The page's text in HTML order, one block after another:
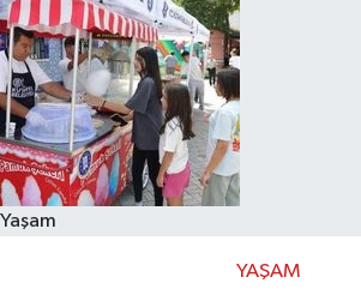
Yaşam
YAŞAM